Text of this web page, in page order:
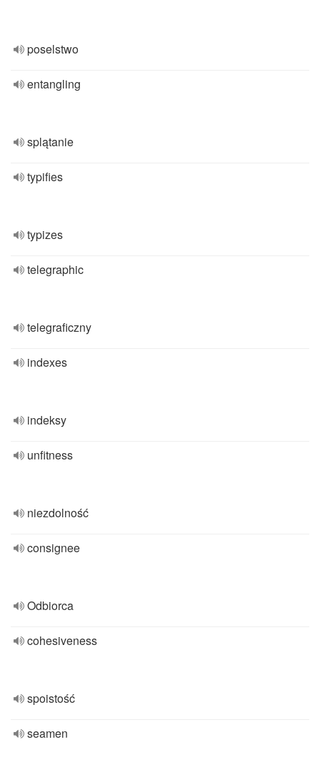
poselstwo
entangling
splątanie
typifies
typizes
telegraphic
telegraficzny
indexes
indeksy
unfitness
niezdolność
consignee
Odbiorca
cohesiveness
spoistość
seamen